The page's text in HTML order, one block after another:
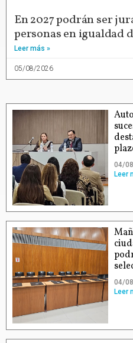
En 2027 podrán ser
personas en igualdad
Leer más »
05/08/2026
04/
Leer
04/
Leer